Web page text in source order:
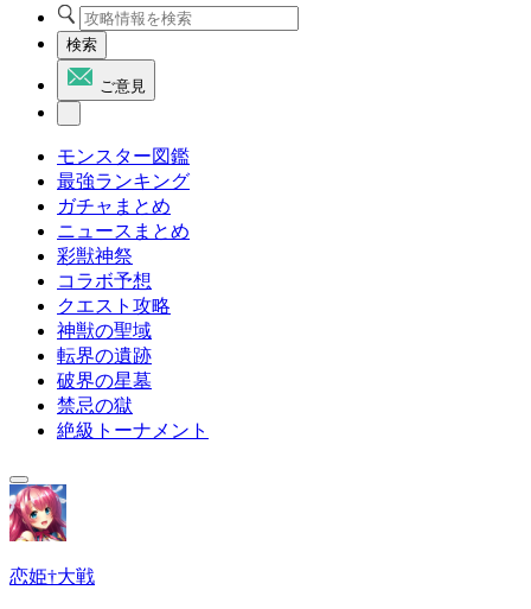
検索
ご意見
モンスター図鑑
最強ランキング
ガチャまとめ
ニュースまとめ
彩獣神祭
コラボ予想
クエスト攻略
神獣の聖域
転界の遺跡
破界の星墓
禁忌の獄
絶級トーナメント
恋姫†大戦